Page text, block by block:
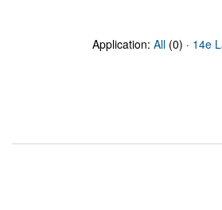
Application: All (0) · 14e